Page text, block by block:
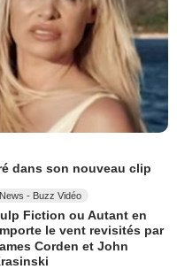
dans son nouveau clip
News - Buzz Vidéo
Fiction ou Autant en
le vent revisités par
Corden et John